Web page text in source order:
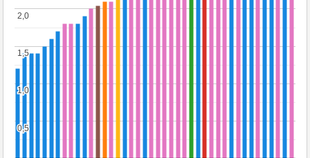
0,5
0,5
1,0
1,0
1,5
1,5
2,0
2,0